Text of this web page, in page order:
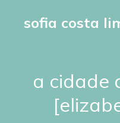
sofia costa
a cidade